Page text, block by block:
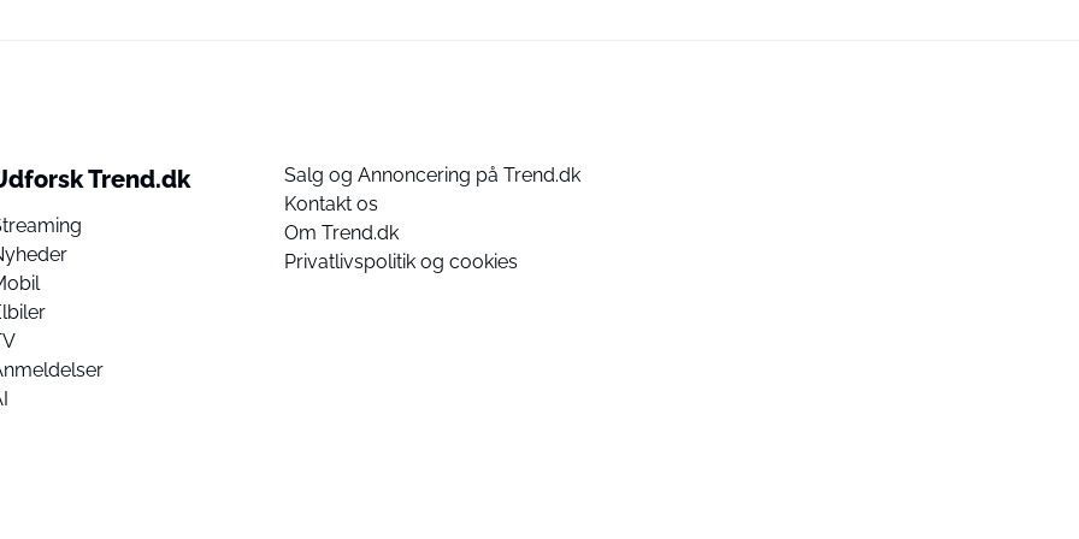
Trend.dk
Salg og Annoncering på Trend.dk
Kontakt os
Om Trend.dk
Privatlivspolitik og cookies